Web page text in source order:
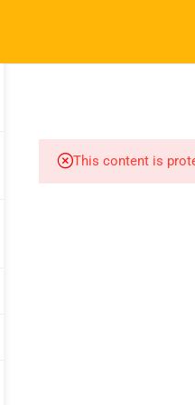
This content is
2027 Kayıt